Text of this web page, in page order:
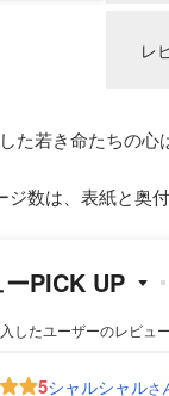
レ
た若き命たちの
ジ数は、表紙と奥
ーPICK UP
したユーザーのレビュ
5シャルシャルさ